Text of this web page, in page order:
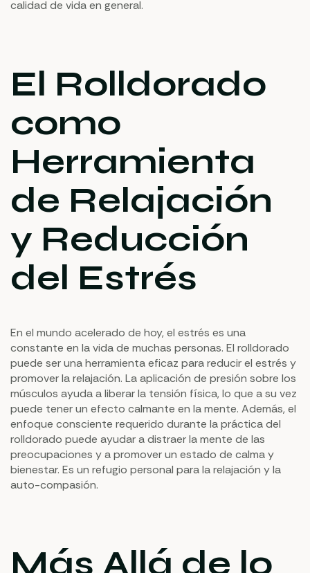
calidad de vida en general.
El Rolldorado
como
Herramienta
de Relajación
y Reducción
del Estrés
En el mundo acelerado de hoy, el estrés es una
constante en la vida de muchas personas. El rolldorado
puede ser una herramienta eficaz para reducir el estrés y
promover la relajación. La aplicación de presión sobre los
músculos ayuda a liberar la tensión física, lo que a su vez
puede tener un efecto calmante en la mente. Además, el
enfoque consciente requerido durante la práctica del
rolldorado puede ayudar a distraer la mente de las
preocupaciones y a promover un estado de calma y
bienestar. Es un refugio personal para la relajación y la
auto-compasión.
Más Allá de lo